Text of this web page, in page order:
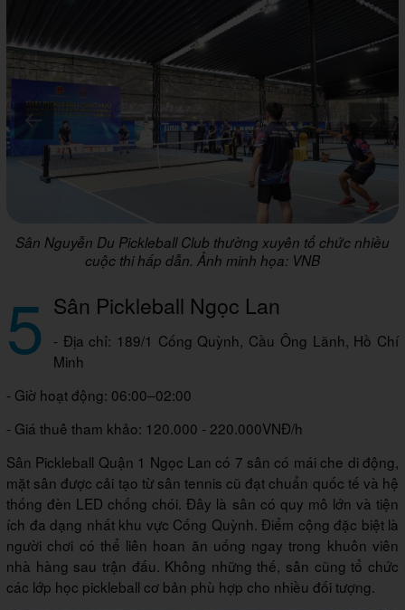
Sân Nguyễn Du Pickleball Club thường xuyên tổ chức nhiều
cuộc thi hấp dẫn. Ảnh minh họa: VNB
5 Sân Pickleball Ngọc Lan
- Địa chỉ: 189/1 Cống Quỳnh, Cầu Ông Lãnh, Hồ Chí
Minh
- Giờ hoạt động: 06:00–02:00
- Giá thuê tham khảo: 120.000 - 220.000VNĐ/h
Sân Pickleball Quận 1 Ngọc Lan có 7 sân có mái che di động,
mặt sân được cải tạo từ sân tennis cũ đạt chuẩn quốc tế và hệ
thống đèn LED chống chói. Đây là sân có quy mô lớn và tiện
ích đa dạng nhất khu vực Cống Quỳnh. Điểm cộng đặc biệt là
người chơi có thể liên hoan ăn uống ngay trong khuôn viên
nhà hàng sau trận đấu. Không những thế, sân cũng tổ chức
các lớp học pickleball cơ bản phù hợp cho nhiều đối tượng.